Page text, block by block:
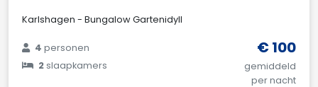
Karlshagen - Bungalow Gartenidyll
4personen
2slaapkamers
€ 100
gemiddeld
per nacht